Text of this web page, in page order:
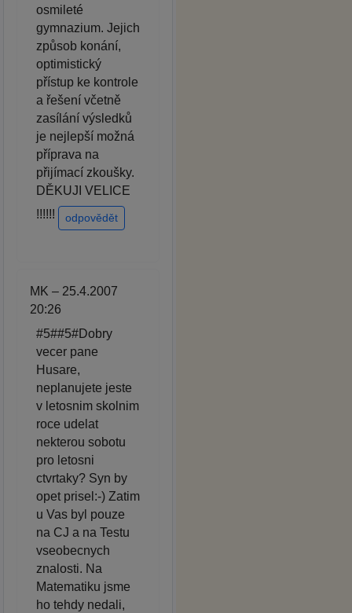
osmileté
gymnazium. Jejich
způsob konání,
optimistický
přístup ke kontrole
a řešení včetně
zasílání výsledků
je nejlepší možná
příprava na
přijímací zkoušky.
DĚKUJI VELICE
!!!!!!
odpovědět
MK – 25.4.2007
20:26
#5##5#Dobry
vecer pane
Husare,
neplanujete jeste
v letosnim skolnim
roce udelat
nekterou sobotu
pro letosni
ctvrtaky? Syn by
opet prisel:-) Zatim
u Vas byl pouze
na CJ a na Testu
vseobecnych
znalosti. Na
Matematiku jsme
ho tehdy nedali,